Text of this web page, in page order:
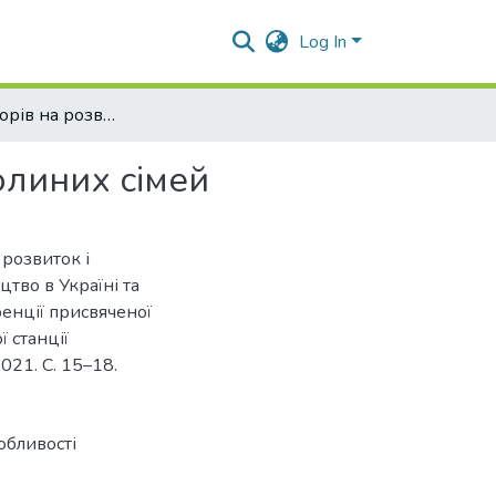
Log In
Вплив факторів на розвиток і продуктивність бджолиних сімей
сімей
і
в Україні та
присвяченої
С. 15–18.